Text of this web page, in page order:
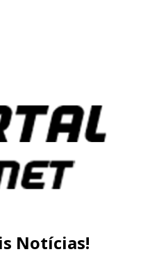
Notícias!